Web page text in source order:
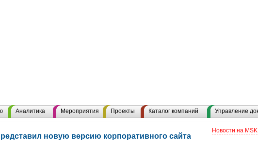
Аналитика Мероприятия Проекты Каталог компаний Управление
Новости на
новую версию корпоративного сайта